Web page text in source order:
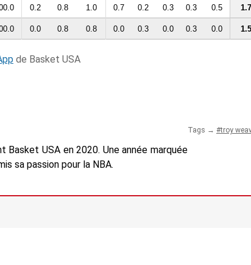
0.2 0.8 1.0 0.7 0.2 0.3 0.3 0.5 1.7
0.0 0.8 0.8 0.0 0.3 0.0 0.3 0.0 1.5
de Basket USA
Basket USA en 2020. Une année marquée
sa passion pour la NBA.
Tags → troy